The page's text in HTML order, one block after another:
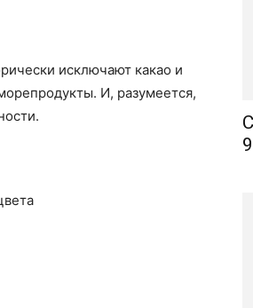
исключают какао и
И, разумеется,